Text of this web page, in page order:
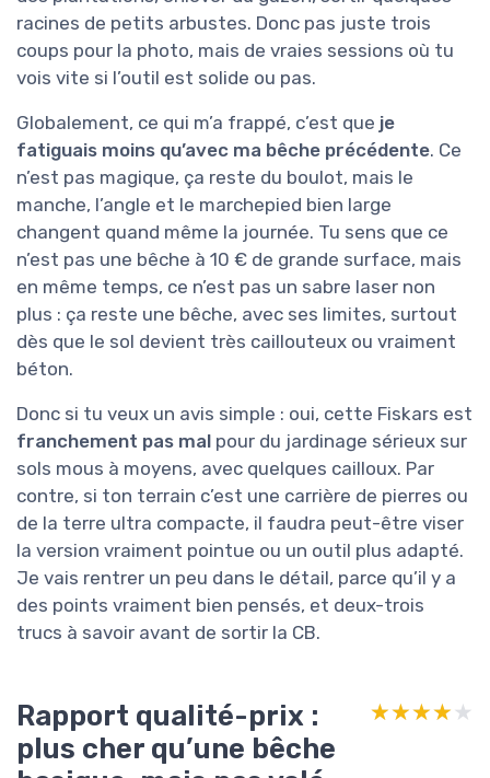
racines de petits arbustes. Donc pas juste trois
coups pour la photo, mais de vraies sessions où tu
vois vite si l’outil est solide ou pas.
Globalement, ce qui m’a frappé, c’est que je
fatiguais moins qu’avec ma bêche précédente. Ce
n’est pas magique, ça reste du boulot, mais le
manche, l’angle et le marchepied bien large
changent quand même la journée. Tu sens que ce
n’est pas une bêche à 10 € de grande surface, mais
en même temps, ce n’est pas un sabre laser non
plus : ça reste une bêche, avec ses limites, surtout
dès que le sol devient très caillouteux ou vraiment
béton.
Donc si tu veux un avis simple : oui, cette Fiskars est
franchement pas mal pour du jardinage sérieux sur
sols mous à moyens, avec quelques cailloux. Par
contre, si ton terrain c’est une carrière de pierres ou
de la terre ultra compacte, il faudra peut-être viser
la version vraiment pointue ou un outil plus adapté.
Je vais rentrer un peu dans le détail, parce qu’il y a
des points vraiment bien pensés, et deux-trois
trucs à savoir avant de sortir la CB.
Rapport qualité-prix :
plus cher qu’une bêche
★★★★★
★★★★★